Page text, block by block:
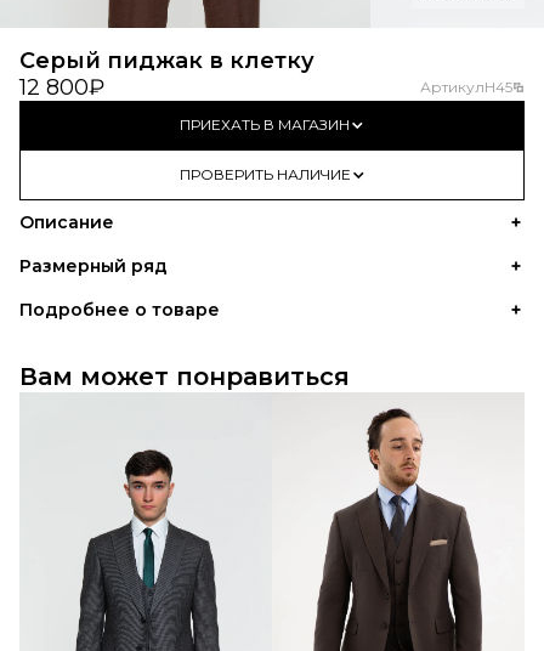
Серый пиджак в клетку
12 800₽
АртикулH45
ПРИЕХАТЬ В МАГАЗИН
ПРОВЕРИТЬ НАЛИЧИЕ
Описание
Размерный ряд
Подробнее о товаре
Вам может понравиться